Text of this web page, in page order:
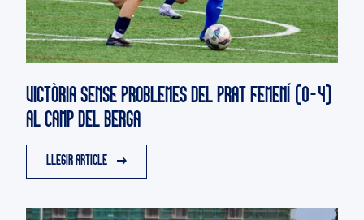
VICTÒRIA SENSE PROBLEMES DEL PRAT FEMENÍ (0-4)
AL CAMP DEL BERGA
LLEGIR ARTICLE